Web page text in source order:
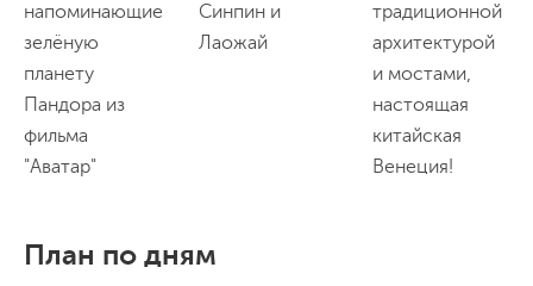
напоминающие
зелёную
планету
Пандора из
фильма
"Аватар"
Синпин и
Лаожай
традиционной
архитектурой
и мостами,
настоящая
китайская
Венеция!
План по дням